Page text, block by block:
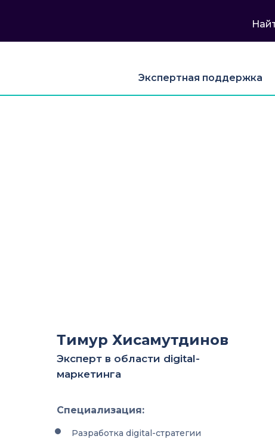
Экспертная поддержка
Тимур Хисамутдинов
Эксперт в области digital-
маркетинга
Специализация:
Разработка digital-стратегии